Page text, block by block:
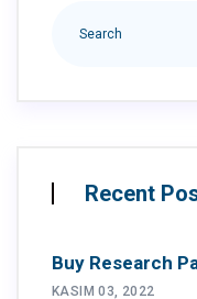
Recent
Buy Research
KASIM 03, 2022